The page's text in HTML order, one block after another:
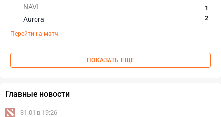
NAVI
Aurora
1
2
Перейти на матч
ПОКАЗАТЬ ЕЩЕ
Главные новости
31.01 в 19:26